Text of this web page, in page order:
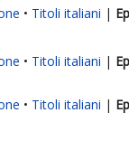
Titoli italiani |
Titoli italiani |
Titoli italiani |